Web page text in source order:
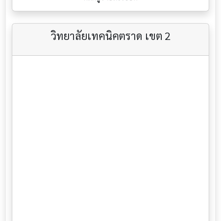
วิทยาลัยเทคนิคตราด เขต 2